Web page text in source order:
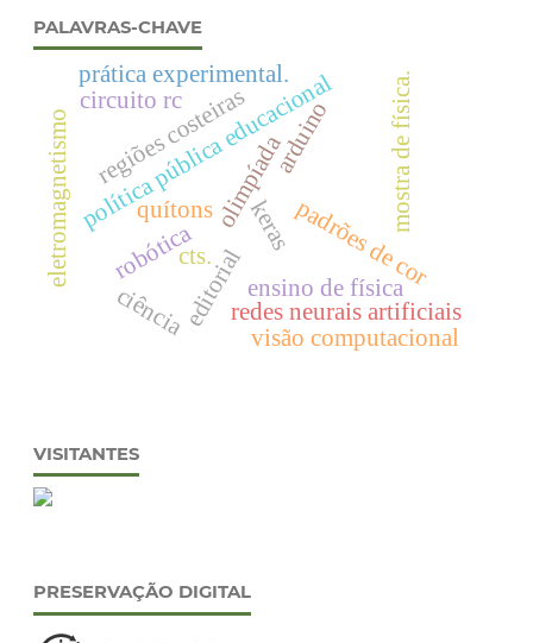
PALAVRAS-CHAVE
editorial
olimpíada
política pública educacional
padrões de cor
quítons
regiões costeiras
robótica
redes neurais artificiais
visão computacional
keras mostra de física.
cts.
ensino de física
eletromagnetismo
ciência
arduino
circuito rc
prática experimental.
VISITANTES
PRESERVAÇÃO DIGITAL